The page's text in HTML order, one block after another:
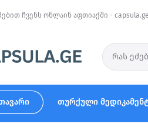
ჩვენს ონლაინ აფთიაქში - capsula.ge
თურქული